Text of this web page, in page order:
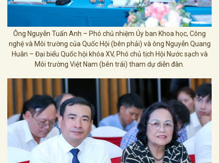
Ông Nguyễn Tuấn Anh – Phó chủ nhiệm Ủy ban Khoa học, Công
nghệ và Môi trường của Quốc Hội (bên phải) và ông Nguyễn Quang
Huân – Đại biểu Quốc hội khóa XV, Phó chủ tịch Hội Nước sạch và
Môi trường Việt Nam (bên trái) tham dự diễn đàn.